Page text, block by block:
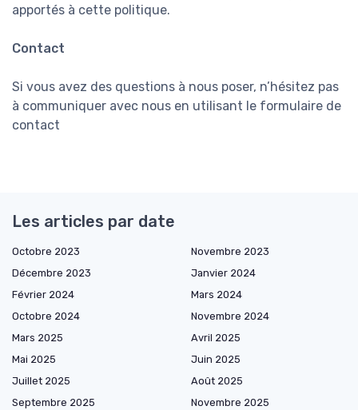
apportés à cette politique.
Contact
Si vous avez des questions à nous poser, n’hésitez pas
à communiquer avec nous en utilisant le formulaire de
contact
Les articles par date
Octobre 2023
Novembre 2023
Décembre 2023
Janvier 2024
Février 2024
Mars 2024
Octobre 2024
Novembre 2024
Mars 2025
Avril 2025
Mai 2025
Juin 2025
Juillet 2025
Août 2025
Septembre 2025
Novembre 2025